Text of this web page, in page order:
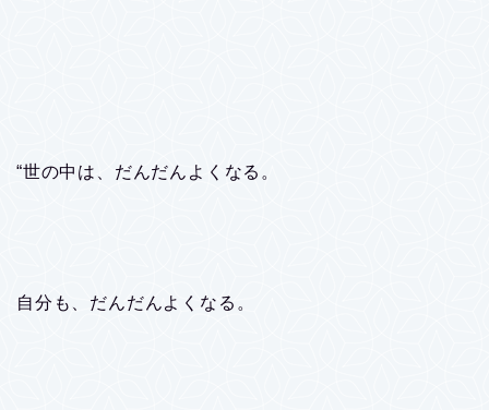
“世の中は、だんだんよくなる。
自分も、だんだんよくなる。